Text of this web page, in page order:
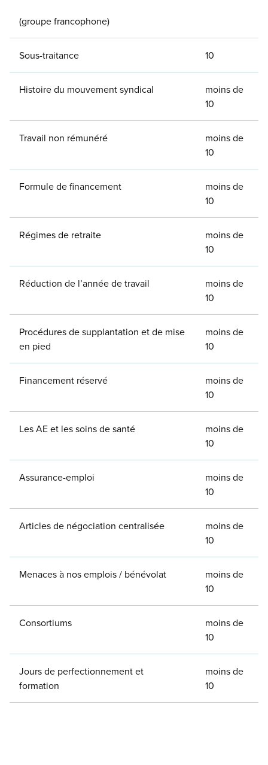
(groupe francophone)
Sous-traitance 10
Histoire du mouvement syndical
moins de
10
Travail non rémunéré
moins de
10
Formule de financement
moins de
10
Régimes de retraite
moins de
10
Réduction de l’année de travail
moins de
10
Procédures de supplantation et de mise
en pied
moins de
10
Financement réservé
moins de
10
Les AE et les soins de santé
moins de
10
Assurance-emploi
moins de
10
Articles de négociation centralisée
moins de
10
Menaces à nos emplois / bénévolat
moins de
10
Consortiums
moins de
10
Jours de perfectionnement et
formation
moins de
10